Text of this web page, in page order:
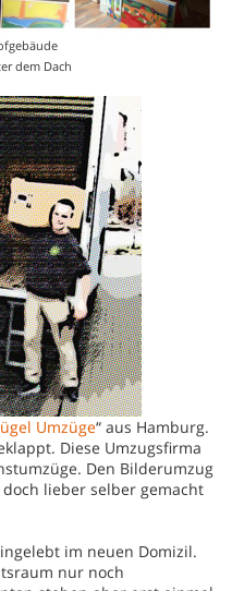
dem Dach
Umzüge“ aus Hamburg.
Diese Umzugsfirma
Den Bilderumzug
lieber selber gemacht
im neuen Domizil.
nur noch